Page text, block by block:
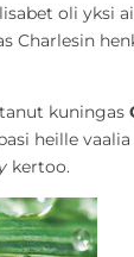
oli yksi
Charlesin
kuningas
heille
kertoo.